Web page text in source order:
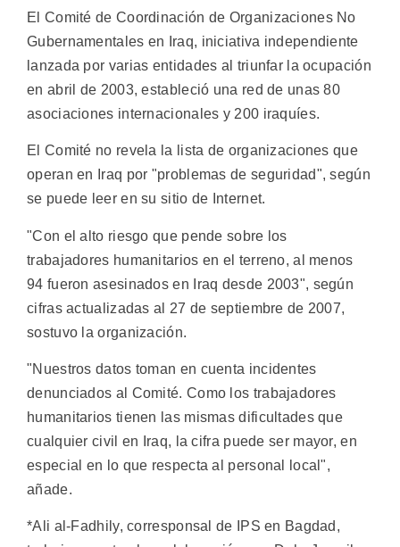
El Comité de Coordinación de Organizaciones No
Gubernamentales en Iraq, iniciativa independiente
lanzada por varias entidades al triunfar la ocupación
en abril de 2003, estableció una red de unas 80
asociaciones internacionales y 200 iraquíes.
El Comité no revela la lista de organizaciones que
operan en Iraq por "problemas de seguridad", según
se puede leer en su sitio de Internet.
"Con el alto riesgo que pende sobre los
trabajadores humanitarios en el terreno, al menos
94 fueron asesinados en Iraq desde 2003", según
cifras actualizadas al 27 de septiembre de 2007,
sostuvo la organización.
"Nuestros datos toman en cuenta incidentes
denunciados al Comité. Como los trabajadores
humanitarios tienen las mismas dificultades que
cualquier civil en Iraq, la cifra puede ser mayor, en
especial en lo que respecta al personal local",
añade.
*Ali al-Fadhily, corresponsal de IPS en Bagdad,